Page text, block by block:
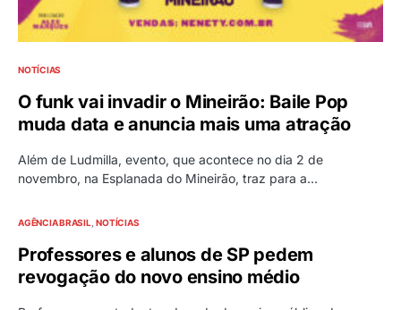
NOTÍCIAS
O funk vai invadir o Mineirão: Baile Pop
muda data e anuncia mais uma atração
Além de Ludmilla, evento, que acontece no dia 2 de
novembro, na Esplanada do Mineirão, traz para a…
AGÊNCIA BRASIL NOTÍCIAS
Professores e alunos de SP pedem
revogação do novo ensino médio